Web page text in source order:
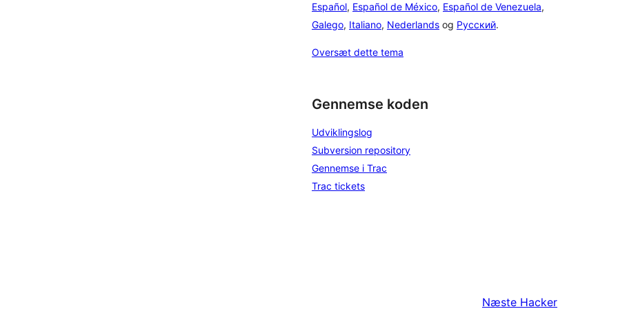
Español, Español de México, Español de Venezuela,
Galego, Italiano, Nederlands og Русский.
Oversæt dette tema
Gennemse koden
Udviklingslog
Subversion repository
Gennemse i Trac
Trac tickets
Næste Hacker